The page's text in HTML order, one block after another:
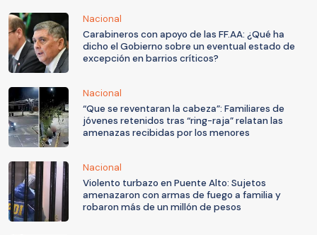
Nacional
Carabineros con apoyo de las FF.AA: ¿Qué ha
dicho el Gobierno sobre un eventual estado de
excepción en barrios críticos?
Nacional
“Que se reventaran la cabeza”: Familiares de
jóvenes retenidos tras “ring-raja” relatan las
amenazas recibidas por los menores
Nacional
Violento turbazo en Puente Alto: Sujetos
amenazaron con armas de fuego a familia y
robaron más de un millón de pesos